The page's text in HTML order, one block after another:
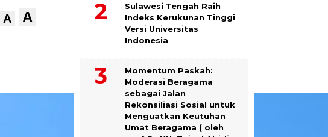
A A
Sulawesi Tengah Raih
Indeks Kerukunan Tinggi
Versi Universitas
Indonesia
Momentum Paskah:
Moderasi Beragama
sebagai Jalan
Rekonsiliasi Sosial untuk
Menguatkan Keutuhan
Umat Beragama ( oleh